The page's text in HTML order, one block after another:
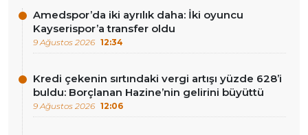
Amedspor’da iki ayrılık daha: İki oyuncu
Kayserispor’a transfer oldu
9 Ağustos 2026 12:34
Kredi çekenin sırtındaki vergi artışı yüzde 628’i
buldu: Borçlanan Hazine’nin gelirini büyüttü
9 Ağustos 2026 12:06